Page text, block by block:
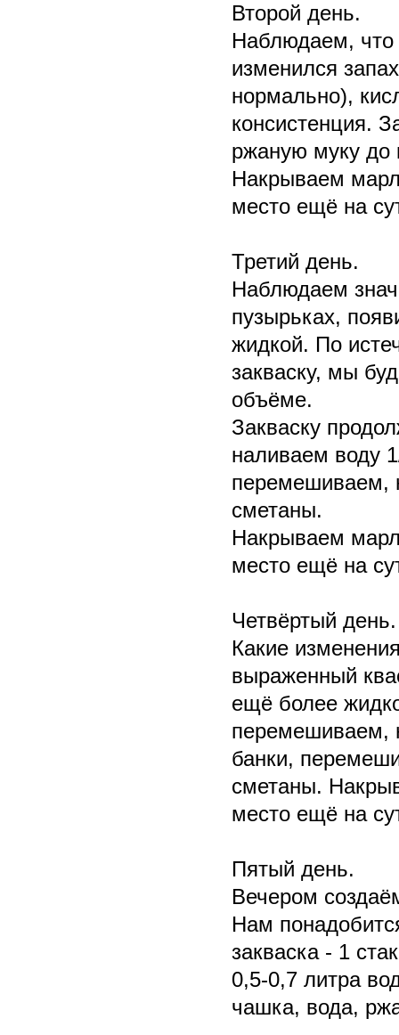
Второй день.
Наблюдаем, что
изменился
нормально),
консистенция.
ржаную муку до
Накрываем
место ещё на
Третий день.
Наблюдаем
пузырьках,
жидкой. По
закваску, мы
объёме.
Закваску
наливаем воду
перемешиваем,
сметаны.
Накрываем
место ещё на
Четвёртый день.
Какие
выраженный
ещё более
перемешиваем,
банки,
сметаны.
место ещё на
Пятый день.
Вечером
Нам
закваска - 1
0,5-0,7 литра
чашка, вода,